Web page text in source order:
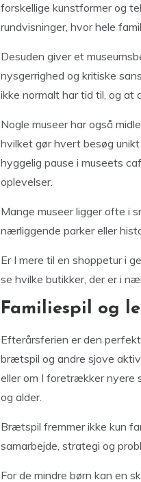
forskellige kunstformer og
rundvisninger, hvor hele
Desuden giver et
nysgerrighed og kritiske
ikke normalt har tid til, og at
Nogle museer har også
hvilket gør hvert besøg
hyggelig pause i museets
oplevelser.
Mange museer ligger ofte i
nærliggende parker eller
Er I mere til en shoppetur i
se hvilke butikker, der er i
Familiespil og
Efterårsferien er den
brætspil og andre sjove
eller om I foretrækker nyere
og alder.
Brætspil fremmer ikke kun
samarbejde, strategi og
For de mindre børn kan en